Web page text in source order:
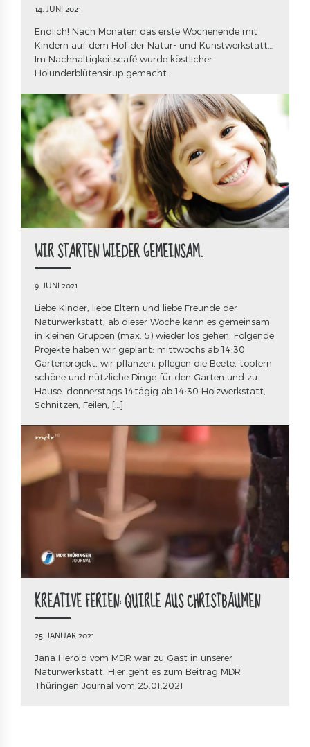
14. JUNI 2021
Endlich! Nach Monaten das erste Wochenende mit
Kindern auf dem Hof der Natur- und Kunstwerkstatt…
Im Nachhaltigkeitscafé wurde köstlicher
Holunderblütensirup gemacht…
WIR STARTEN WIEDER GEMEINSAM.
9. JUNI 2021
Liebe Kinder, liebe Eltern und liebe Freunde der
Naturwerkstatt, ab dieser Woche kann es gemeinsam
in kleinen Gruppen (max. 5) wieder los gehen. Folgende
Projekte haben wir geplant: mittwochs ab 14:30
Gartenprojekt, wir pflanzen, pflegen die Beete, töpfern
schöne und nützliche Dinge für den Garten und zu
Hause. donnerstags 14tägig ab 14:30 Holzwerkstatt,
Schnitzen, Feilen, […]
KREATIVE FERIEN: QUIRLE AUS CHRISTBÄUMEN
25. JANUAR 2021
Jana Herold vom MDR war zu Gast in unserer
Naturwerkstatt. Hier geht es zum Beitrag MDR
Thüringen Journal vom 25.01.2021